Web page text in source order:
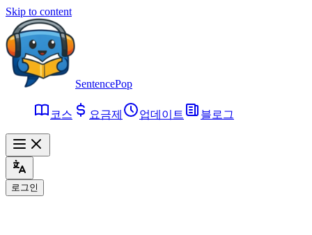
Skip to content
SentencePop
코스 요금제 업데이트 블로그
로그인